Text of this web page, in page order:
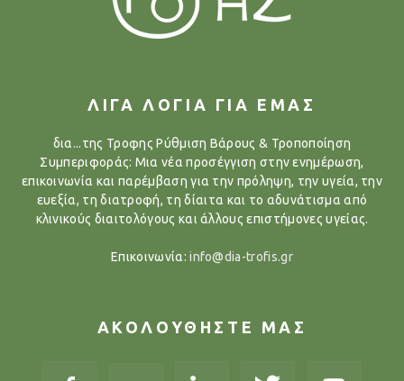
ΛΙΓΑ ΛΟΓΙΑ ΓΙΑ ΕΜΑΣ
δια...της Τροφης Ρύθμιση Βάρους & Τροποποίηση
Συμπεριφοράς: Μια νέα προσέγγιση στην ενημέρωση,
επικοινωνία και παρέμβαση για την πρόληψη, την υγεία, την
ευεξία, τη διατροφή, τη δίαιτα και το αδυνάτισμα από
κλινικούς διαιτολόγους και άλλους επιστήμονες υγείας.
Επικοινωνία:info@dia-trofis.gr
ΑΚΟΛΟΥΘΗΣΤΕ ΜΑΣ